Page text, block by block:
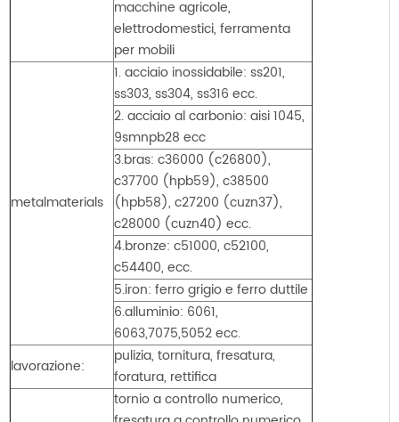
macchine agricole,
elettrodomestici, ferramenta
per mobili
metalmaterials
1. acciaio inossidabile: ss201,
ss303, ss304, ss316 ecc.
2. acciaio al carbonio: aisi 1045,
9smnpb28 ecc
3.bras: c36000 (c26800),
c37700 (hpb59), c38500
(hpb58), c27200 (cuzn37),
c28000 (cuzn40) ecc.
4.bronze: c51000, c52100,
c54400, ecc.
5.iron: ferro grigio e ferro duttile
6.alluminio: 6061,
6063,7075,5052 ecc.
lavorazione:
pulizia, tornitura, fresatura,
foratura, rettifica
tornio a controllo numerico,